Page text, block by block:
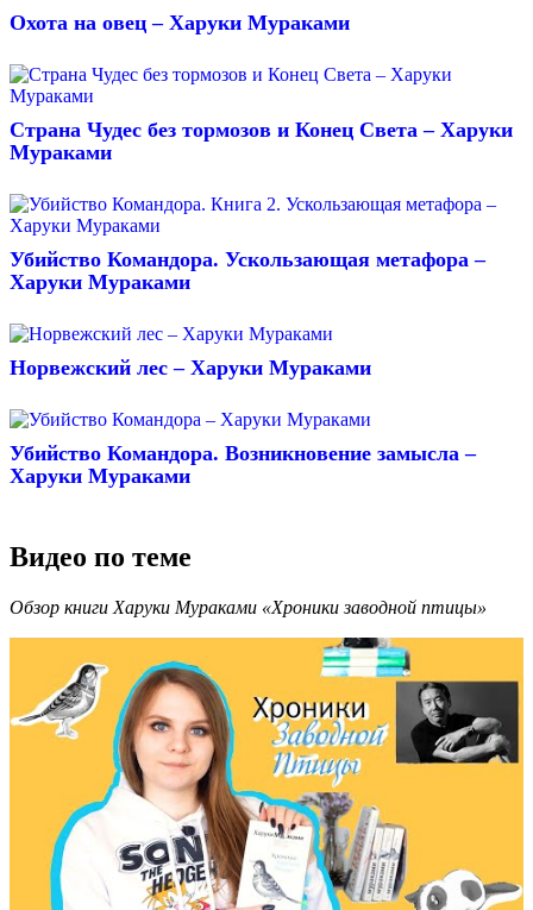
Охота на овец – Харуки Мураками
Страна Чудес без тормозов и Конец Света – Харуки
Мураками
Убийство Командора. Ускользающая метафора –
Харуки Мураками
Норвежский лес – Харуки Мураками
Убийство Командора. Возникновение замысла –
Харуки Мураками
Видео по теме
Обзор книги Харуки Мураками «Хроники заводной птицы»